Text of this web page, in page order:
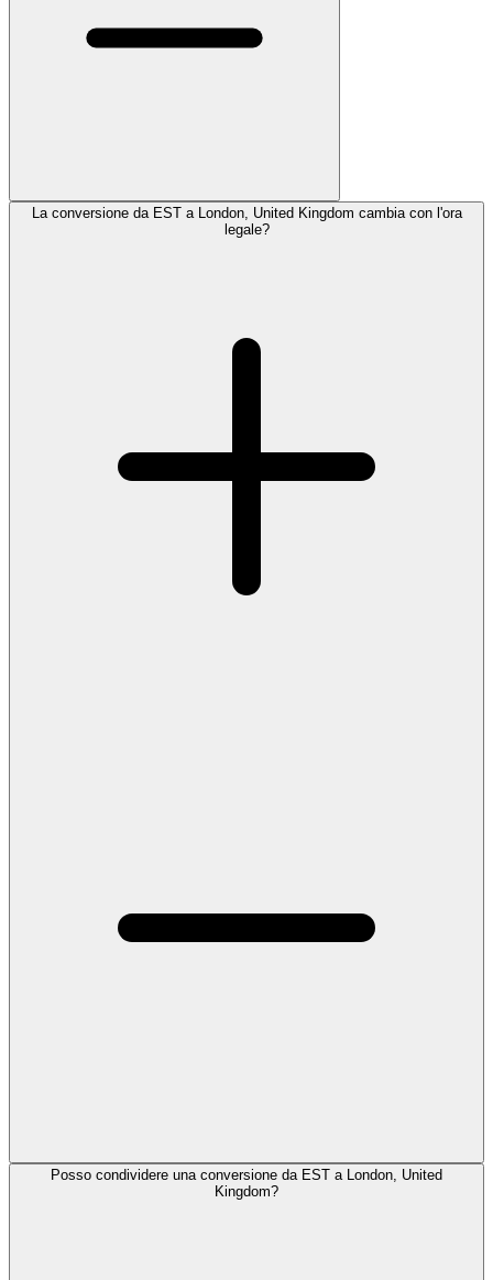
La conversione da EST a London, United Kingdom cambia con l'ora
legale?
Posso condividere una conversione da EST a London, United
Kingdom?